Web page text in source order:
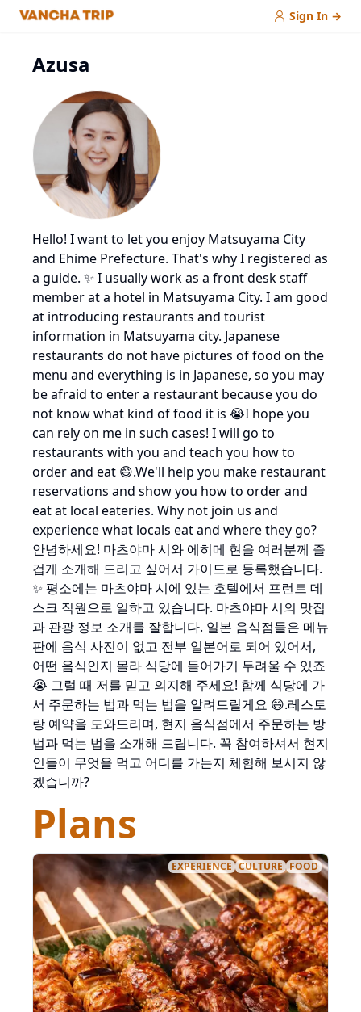
Sign In →
Azusa
Hello! I want to let you enjoy Matsuyama City
and Ehime Prefecture. That's why I registered as
a guide. ✨️ I usually work as a front desk staff
member at a hotel in Matsuyama City. I am good
at introducing restaurants and tourist
information in Matsuyama city. Japanese
restaurants do not have pictures of food on the
menu and everything is in Japanese, so you may
be afraid to enter a restaurant because you do
not know what kind of food it is 😭I hope you
can rely on me in such cases! I will go to
restaurants with you and teach you how to
order and eat 😄.We'll help you make restaurant
reservations and show you how to order and
eat at local eateries. Why not join us and
experience what locals eat and where they go?
안녕하세요! 마츠야마 시와 에히메 현을 여러분께 즐
겁게 소개해 드리고 싶어서 가이드로 등록했습니다.
✨️ 평소에는 마츠야마 시에 있는 호텔에서 프런트 데
스크 직원으로 일하고 있습니다. 마츠야마 시의 맛집
과 관광 정보 소개를 잘합니다. 일본 음식점들은 메뉴
판에 음식 사진이 없고 전부 일본어로 되어 있어서,
어떤 음식인지 몰라 식당에 들어가기 두려울 수 있죠
😭 그럴 때 저를 믿고 의지해 주세요! 함께 식당에 가
서 주문하는 법과 먹는 법을 알려드릴게요 😄.레스토
랑 예약을 도와드리며, 현지 음식점에서 주문하는 방
법과 먹는 법을 소개해 드립니다. 꼭 참여하셔서 현지
인들이 무엇을 먹고 어디를 가는지 체험해 보시지 않
겠습니까?
Plans
EXPERIENCE CULTURE FOOD